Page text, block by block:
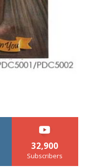
32,900
Subscribers